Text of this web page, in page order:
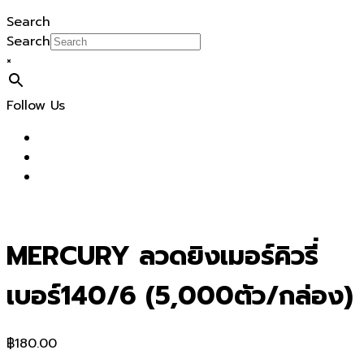
Search
Search
×
Follow Us
MERCURY ลวดยิงเมอร์คิวรี่
เบอร์140/6 (5,000ตัว/กล่อง)
฿180.00